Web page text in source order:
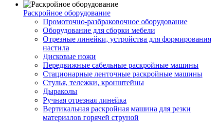
Раскройное оборудование
Промоточно-разбраковочное оборудование
Оборудование для сборки мебели
Отрезные линейки, устройства для формирования
настила
Дисковые ножи
Передвижные сабельные раскройные машины
Стационарные ленточные раскройные машины
Стулья, тележки, кронштейны
Дыраколы
Ручная отрезная линейка
Вертикальная раскройная машина для резки
материалов горячей струной